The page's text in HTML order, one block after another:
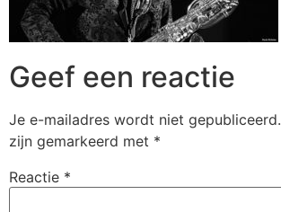
Geef een reactie
Je e-mailadres wordt niet gepubliceerd.
zijn gemarkeerd met *
Reactie *